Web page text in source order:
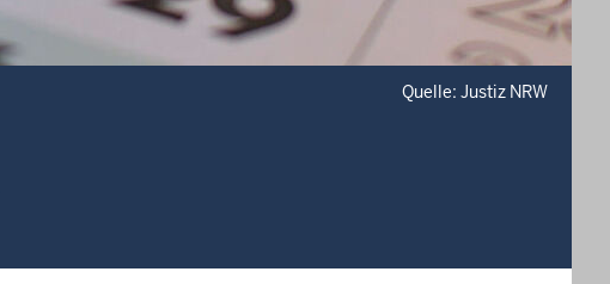
Quelle: Justiz NRW